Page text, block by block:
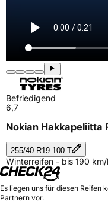
Befriedigend
6,7
Nokian Hakkapeliitta
255/40 R19 100 T
Winterreifen - bis 190
Es liegen uns für diesen Reifen
Partnern vor.